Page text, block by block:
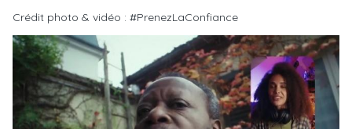
Crédit photo & vidéo : #PrenezLaConfiance